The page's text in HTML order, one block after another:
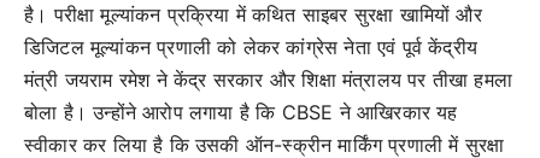
है। परीक्षा मूल्यांकन प्रक्रिया में कथित साइबर सुरक्षा खामियों और
डिजिटल मूल्यांकन प्रणाली को लेकर कांग्रेस नेता एवं पूर्व केंद्रीय
मंत्री जयराम रमेश ने केंद्र सरकार और शिक्षा मंत्रालय पर तीखा हमला
बोला है। उन्होंने आरोप लगाया है कि CBSE ने आखिरकार यह
स्वीकार कर लिया है कि उसकी ऑन-स्क्रीन मार्किंग प्रणाली में सुरक्षा